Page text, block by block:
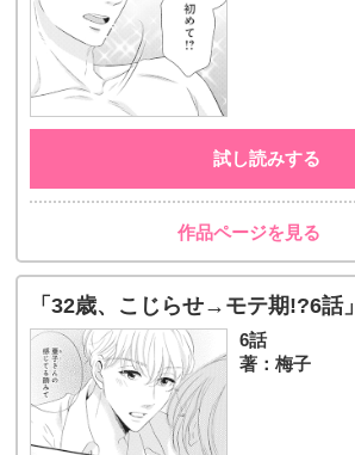
試し読みする
作品ページを見る
「32歳、こじらせ→モテ期!?6話」
6話
著：梅子